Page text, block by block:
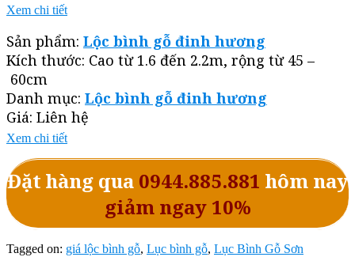
Xem chi tiết
Sản phẩm: Lộc bình gỗ đinh hương
Kích thước: Cao từ 1.6 đến 2.2m, rộng từ 45 –
60cm
Danh mục: Lộc bình gỗ đinh hương
Giá: Liên hệ
Xem chi tiết
Đặt hàng qua 0944.885.881 hôm nay
giảm ngay 10%
Tagged on: giá lộc bình gỗ, Lục bình gỗ, Lục Bình Gỗ Sơn